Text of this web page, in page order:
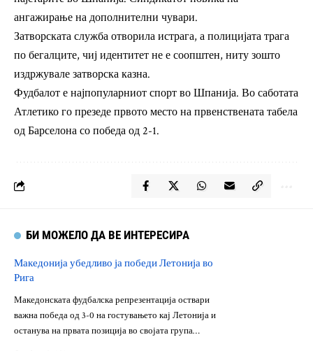
ангажирање на дополнителни чувари.
Затворската служба отворила истрага, а полицијата трага
по бегалците, чиј идентитет не е соопштен, ниту зошто
издржувале затворска казна.
Фудбалот е најпопуларниот спорт во Шпанија. Во саботата
Атлетико го презеде првото место на првенствената табела
од Барселона со победа од 2-1.
БИ МОЖЕЛО ДА ВЕ ИНТЕРЕСИРА
Македонија убедливо ја победи Летонија во
Рига
Македонската фудбалска репрезентација оствари
важна победа од 3-0 на гостувањето кај Летонија и
останува на првата позиција во својата група…